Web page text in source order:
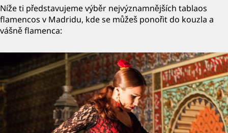
Níže ti představujeme výběr nejvýznamnějších tablaos
flamencos v Madridu, kde se můžeš ponořit do kouzla a
vášně flamenca: